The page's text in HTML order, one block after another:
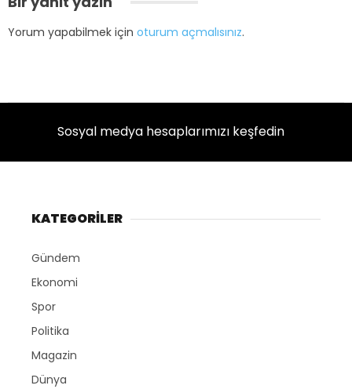
Yorum yapabilmek için oturum açmalısınız.
Sosyal medya hesaplarımızı keşfedin
KATEGORİLER
Gündem
Ekonomi
Spor
Politika
Magazin
Dünya